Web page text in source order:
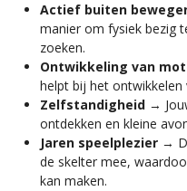
Actief buiten
manier om fysiek bezig
zoeken.
Ontwikkeling van
helpt bij het ontwikkelen
Zelfstandigheid →
ontdekken en kleine
Jaren speelplezier →
de skelter mee,
kan maken.